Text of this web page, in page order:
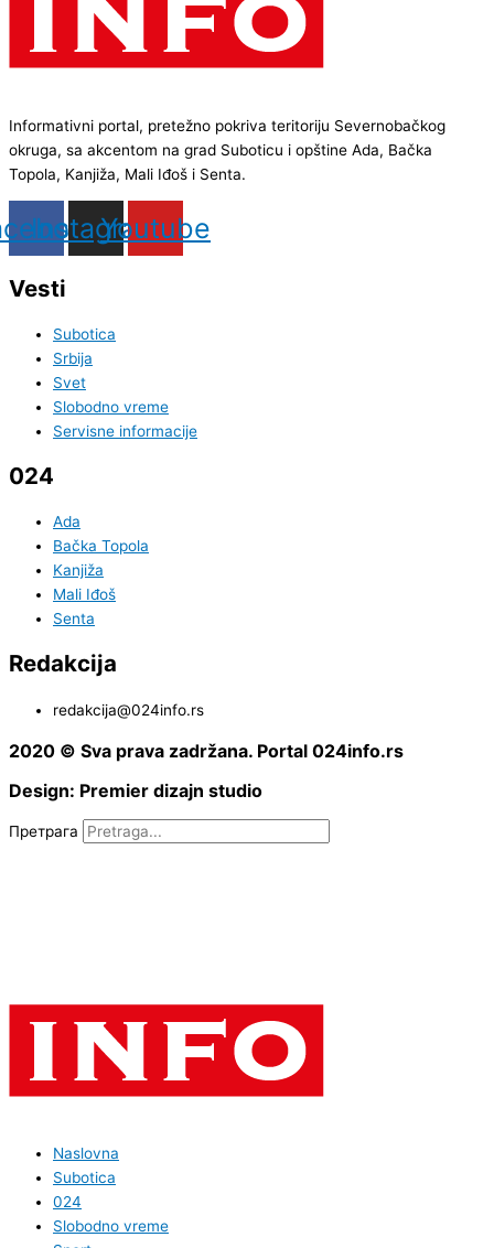
Informativni portal, pretežno pokriva teritoriju Severnobačkog
okruga, sa akcentom na grad Suboticu i opštine Ada, Bačka
Topola, Kanjiža, Mali Iđoš i Senta.
Instagram
Youtube
Vesti
Subotica
Srbija
Svet
Slobodno vreme
Servisne informacije
024
Ada
Bačka Topola
Kanjiža
Mali Iđoš
Senta
Redakcija
redakcija@024info.rs
2020 © Sva prava zadržana. Portal 024info.rs
Design: Premier dizajn studio
Претрага
Naslovna
Subotica
024
Slobodno vreme